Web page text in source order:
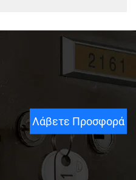
Λάβετε Προσφορά